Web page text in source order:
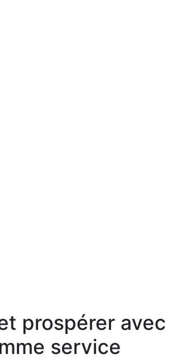
prospérer avec
service